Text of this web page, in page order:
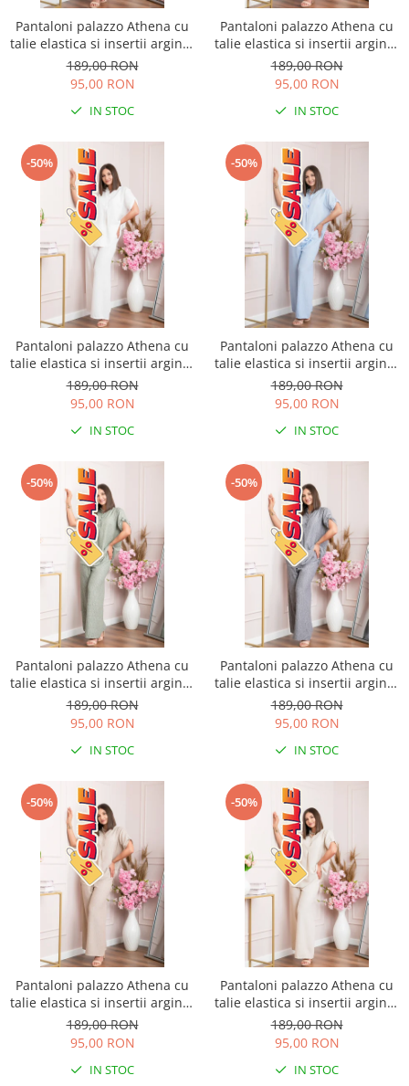
Pantaloni palazzo Athena cu
talie elastica si insertii argintii
- Roz pudrat
189,00 RON
95,00 RON
IN STOC
Pantaloni palazzo Athena cu
talie elastica si insertii argintii
- Lila
189,00 RON
95,00 RON
IN STOC
-50%
Pantaloni palazzo Athena cu
talie elastica si insertii argintii
- Alb
189,00 RON
95,00 RON
IN STOC
-50%
Pantaloni palazzo Athena cu
talie elastica si insertii argintii
- Bleu
189,00 RON
95,00 RON
IN STOC
-50%
Pantaloni palazzo Athena cu
talie elastica si insertii argintii
- Kaki
189,00 RON
95,00 RON
IN STOC
-50%
Pantaloni palazzo Athena cu
talie elastica si insertii argintii
- Gri
189,00 RON
95,00 RON
IN STOC
-50%
Pantaloni palazzo Athena cu
talie elastica si insertii argintii
- Bej
189,00 RON
95,00 RON
IN STOC
-50%
Pantaloni palazzo Athena cu
talie elastica si insertii argintii
- Ecru
189,00 RON
95,00 RON
IN STOC